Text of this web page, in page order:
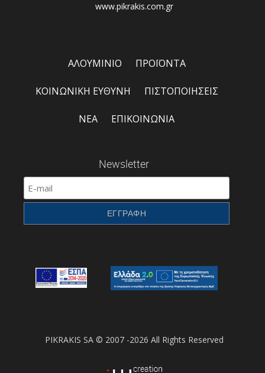
www.pikrakis.com.gr
ΑΛΟΥΜΙΝΙΟ ΠΡΟΪΟΝΤΑ
ΚΟΙΝΩΝΙΚΗ ΕΥΘΥΝΗ ΠΙΣΤΟΠΟΙΗΣΕΙΣ
ΝΕΑ ΕΠΙΚΟΙΝΩΝΙΑ
Newsletter
PIKRAKIS SA © 2007 -2026 All Rights Reserved